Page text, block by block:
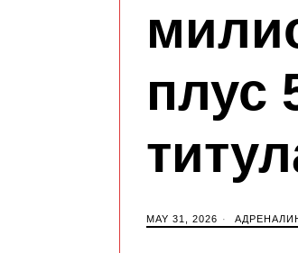
плус
MAY 31, 2026